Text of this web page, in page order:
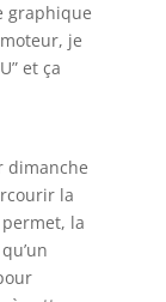
graphique
je
et ça
dimanche
la
la